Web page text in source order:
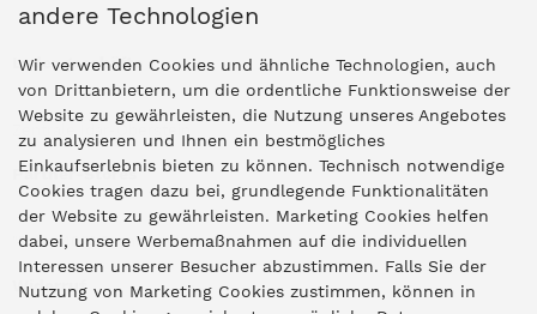
Ladengeschäfte
Zentrale Idar-Oberstein
Partner-Stores
"Deko 409" Bernkastel-Kues
Widerruf
andere Technologien
Wir verwenden Cookies und ähnliche Technologien, auch
von Drittanbietern, um die ordentliche Funktionsweise der
Website zu gewährleisten, die Nutzung unseres Angebotes
zu analysieren und Ihnen ein bestmögliches
Einkaufserlebnis bieten zu können. Technisch notwendige
Cookies tragen dazu bei, grundlegende Funktionalitäten
der Website zu gewährleisten. Marketing Cookies helfen
dabei, unsere Werbemaßnahmen auf die individuellen
Interessen unserer Besucher abzustimmen. Falls Sie der
Nutzung von Marketing Cookies zustimmen, können in